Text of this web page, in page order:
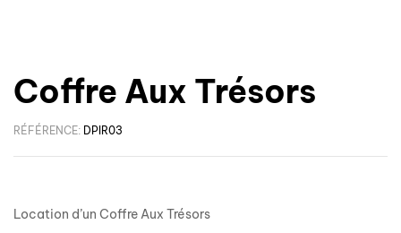
Coffre Aux Trésors
RÉFÉRENCE: DPIR03
Location d’un Coffre Aux Trésors